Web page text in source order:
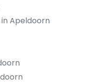
Apeldoorn